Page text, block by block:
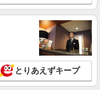
詳細を見る
ション▼フロアの巡回や安
円 ＜日払い有/週払い有/交
とりあえずキープ